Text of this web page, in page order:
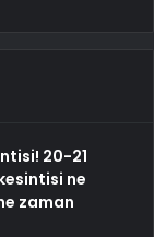
20-21
ne
zaman